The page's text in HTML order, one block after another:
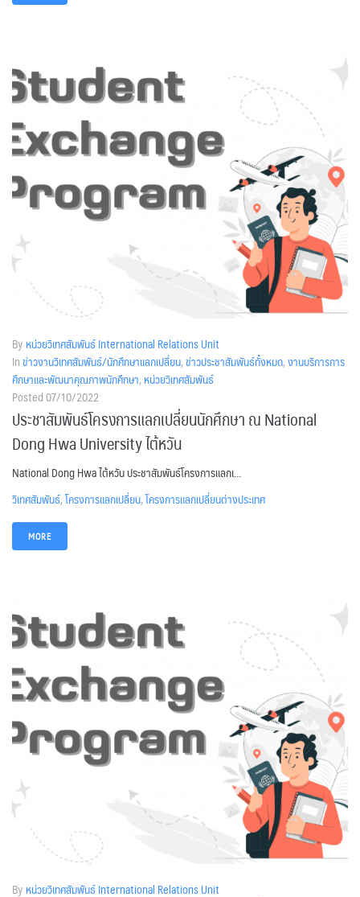
By หน่วยวิเทศสัมพันธ์ International Relations Unit
Inข่าวงานวิเทศสัมพันธ์/นักศึกษาแลกเปลี่ยน,ข่าวประชาสัมพันธ์ทั้งหมด,งานบริการการ
ศึกษาและพัฒนาคุณภาพนักศึกษา,หน่วยวิเทศสัมพันธ์
Posted07/10/2022
ประชาสัมพันธ์โครงการแลกเปลี่ยนนักศึกษา ณ National
Dong Hwa University ไต้หวัน
National Dong Hwa ไต้หวัน ประชาสัมพันธ์โครงการแลกเ...
วิเทศสัมพันธ์,โครงการแลกเปลี่ยน,โครงการแลกเปลี่ยนต่างประเทศ
MORE
By หน่วยวิเทศสัมพันธ์ International Relations Unit